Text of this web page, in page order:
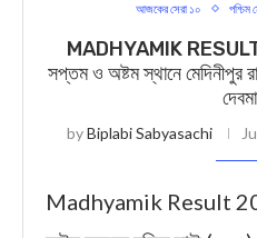
আজকের সেরা ১০ পশ্চিম
MADHYAMIK RESULT
সপ্তম ও অষ্টম স্থানে মেদিনীপুর
byBiplabi Sabyasachi
Madhyamik Result